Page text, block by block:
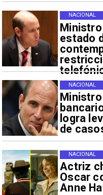
estado
NACIONAL
logra
de
NACIONAL
Actriz
Oscar
Anne
NACIONAL